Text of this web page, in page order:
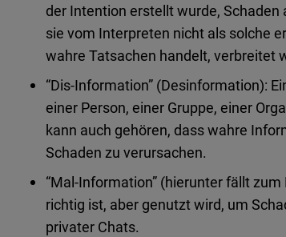
der Intention erstellt wurde,
sie vom Interpreten nicht als solche
wahre Tatsachen handelt, verbreitet
“Dis-Information” (Desinformation):
einer Person, einer Gruppe, einer
kann auch gehören, dass wahre
Schaden zu verursachen.
“Mal-Information” (hierunter fällt
richtig ist, aber genutzt wird, um
privater Chats.